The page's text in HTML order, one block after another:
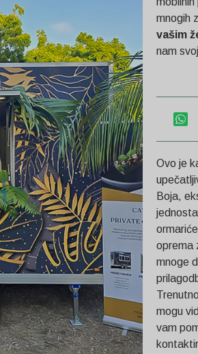
mnogih
vašim
nam
Ovo je
Boja,
oprema
mnoge
mogu
vam